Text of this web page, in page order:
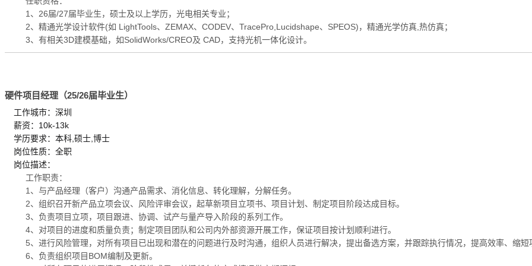
1、26届/27届毕业生，硕士及以上学历，光电相关专业；
2、精通光学设计软件(如 LightTools、ZEMAX、CODEV、TracePro,Lucidshape、SPEOS)，精通光学仿真,热仿真；
3、有相关3D建模基础，如SolidWorks/CREO及 CAD，支持光机一体化设计。
硬件项目经理（25/26届毕业生）
工作城市：深圳
薪资：10k-13k
学历要求：本科,硕士,博士
岗位性质：全职
岗位描述：
工作职责：
1、与产品经理（客户）沟通产品需求、消化信息、转化理解，分解任务。
2、组织召开新产品立项会议、风险评审会议，起草新项目立项书、项目计划、制定项目阶段达成目标。
3、负责项目立项，项目跟进、协调、试产与量产导入阶段的系列工作。
4、对项目的进度和质量负责；制定项目团队和公司内外部资源开展工作，保证项目按计划顺利进行。
5、进行风险管理，对所有项目已出现和潜在的问题进行及时沟通，组织人员进行解决，提出备选方案，并跟踪执行情况，提高效率、缩短
6、负责组织项目BOM编制及更新。